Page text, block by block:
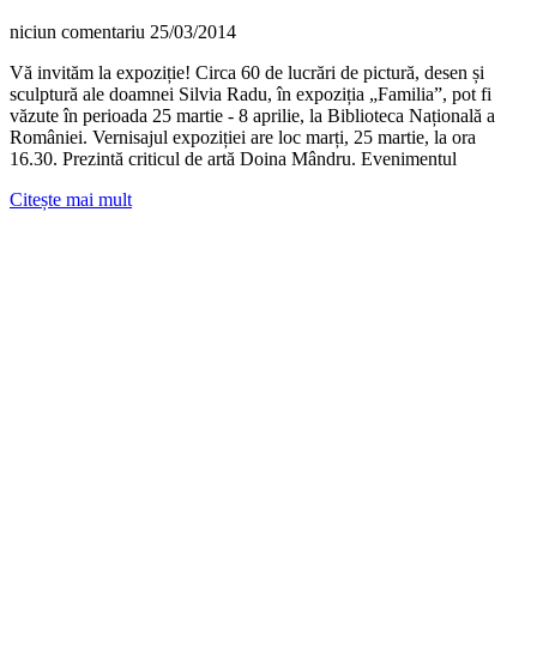
niciun comentariu 25/03/2014
Vă invităm la expoziție! Circa 60 de lucrări de pictură, desen și
sculptură ale doamnei Silvia Radu, în expoziția „Familia”, pot fi
văzute în perioada 25 martie - 8 aprilie, la Biblioteca Națională a
României. Vernisajul expoziției are loc marți, 25 martie, la ora
16.30. Prezintă criticul de artă Doina Mândru. Evenimentul
Citește mai mult